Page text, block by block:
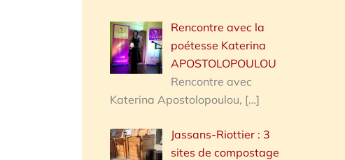
Rencontre avec la
poétesse Katerina
APOSTOLOPOULOU
Rencontre avec
Katerina Apostolopoulou, […]
Jassans-Riottier : 3
sites de compostage